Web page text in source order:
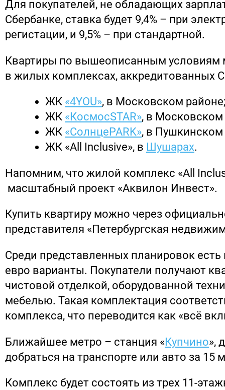
Для покупателей, не обладающих
Сбербанке, ставка будет 9,4% – при
регистации, и 9,5% – при стандартной.
Квартиры по вышеописанным
в жилых комплексах, аккредитованных
ЖК «4YOU», в Московском
ЖК «КосмосSTAR», в Московском
ЖК «СолнцеPARK», в Пушкинском
ЖК «All Inclusive», в Шушарах.
Напомним, что жилой комплекс «All
масштабный проект «Аквилон Инвест».
Купить квартиру можно через
представителя «Петербургская
Среди представленных планировок есть
евро варианты. Покупатели получают
чистовой отделкой, оборудованной
мебелью. Такая комплектация
комплекса, что переводится как «всё
Ближайшее метро – станция «Купчино»,
добраться на транспорте или авто за 15
Комплекс будет состоять из трех 11-